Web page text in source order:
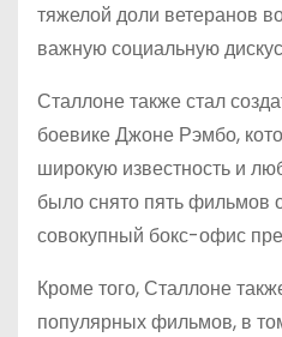
тяжелой доли ветеранов
важную социальную
Сталлоне также стал
боевике Джоне Рэмбо,
широкую известность и
было снято пять фильмов
совокупный бокс-офис
Кроме того, Сталлоне
популярных фильмов, в